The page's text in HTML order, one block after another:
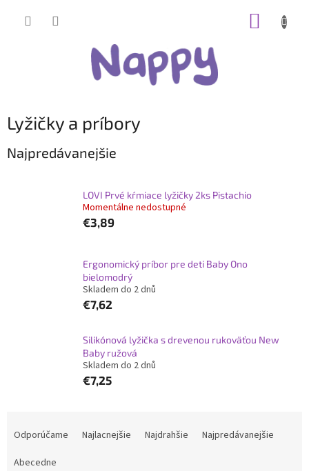
Lyžičky a príbory
Najpredávanejšie
LOVI Prvé kŕmiace lyžičky 2ks Pistachio
Momentálne nedostupné
€3,89
Ergonomický príbor pre deti Baby Ono
bielomodrý
Skladem do 2 dnů
€7,62
Silikónová lyžička s drevenou rukoväťou New
Baby ružová
Skladem do 2 dnů
€7,25
Odporúčame Najlacnejšie Najdrahšie
Najpredávanejšie
Abecedne